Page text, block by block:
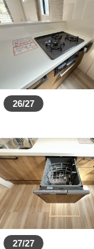
26/27
27/27